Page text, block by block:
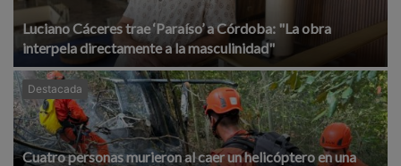
Luciano Cáceres trae ‘Paraíso’ a Córdoba: "La obra
interpela directamente a la masculinidad"
Destacada
Cuatro personas murieron al caer un helicóptero en una